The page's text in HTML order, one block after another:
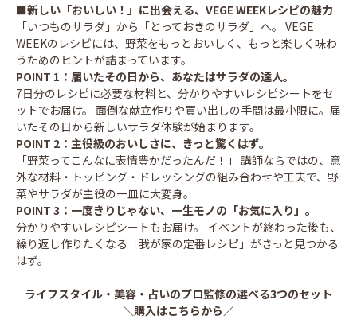
■新しい「おいしい！」に出会える、VEGE WEEKレシピの魅力
「いつものサラダ」から「とっておきのサラダ」へ。 VEGE
WEEKのレシピには、野菜をもっとおいしく、もっと楽しく味わ
うためのヒントが詰まっています。
POINT 1：届いたその日から、あなたはサラダの達人。
7日分のレシピに必要な材料と、分かりやすいレシピシートをセ
ットでお届け。 面倒な献立作りや買い出しの手間は最小限に。届
いたその日から新しいサラダ体験が始まります。
POINT 2：主役級のおいしさに、きっと驚くはず。
「野菜ってこんなに表情豊かだったんだ！」 講師ならではの、意
外な材料・トッピング・ドレッシングの組み合わせや工夫で、野
菜やサラダが主役の一皿に大変身。
POINT 3：一度きりじゃない、一生モノの「お気に入り」。
分かりやすいレシピシートもお届け。 イベントが終わった後も、
繰り返し作りたくなる「我が家の定番レシピ」がきっと見つかる
はず。
ライフスタイル・美容・占いのプロ監修の選べる3つのセット
＼購入はこちらから／